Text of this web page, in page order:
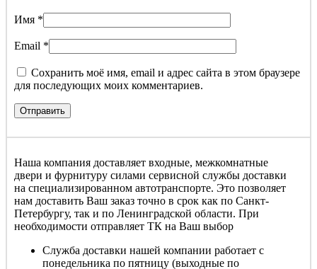
Имя *
Email *
Сохранить моё имя, email и адрес сайта в этом браузере
для последующих моих комментариев.
Наша компания доставляет входные, межкомнатные
двери и фурнитуру силами сервисной службы доставки
на специализированном автотранспорте. Это позволяет
нам доставить Ваш заказ точно в срок как по Санкт-
Петербургу, так и по Ленинградской области. При
необходимости отправляет ТК на Ваш выбор
Служба доставки нашей компании работает с
понедельника по пятницу (выходные по